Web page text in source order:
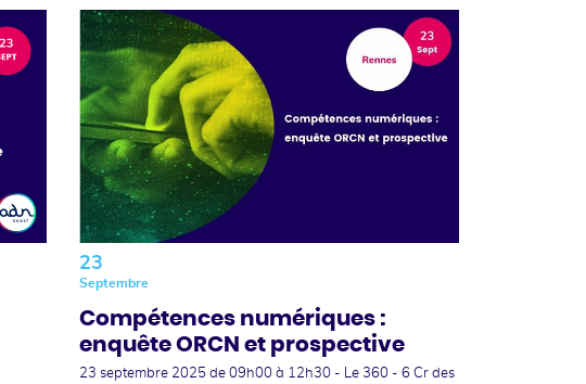
23
Septembre
Compétences numériques :
enquête ORCN et prospective
23 septembre 2025 de 09h00 à 12h30 - Le 360 - 6 Cr des